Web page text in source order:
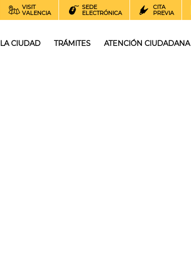
VISIT
VALENCIA
SEDE
ELECTRÓNICA
CITA
PREVIA
LA CIUDAD TRÁMITES ATENCIÓN CIUDADANA